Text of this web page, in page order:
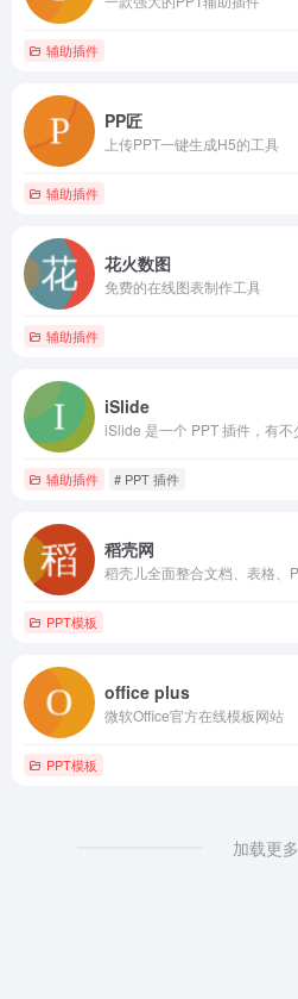
辅助插件
PP匠
上传PPT一键生成H5的工具
辅助插件
花火数图
免费的在线图表制作工具
辅助插件
iSlide
辅助插件 # PPT 插件
稻壳网
PPT模板
office plus
微软Office官方在线模板网站
PPT模板
加载更多